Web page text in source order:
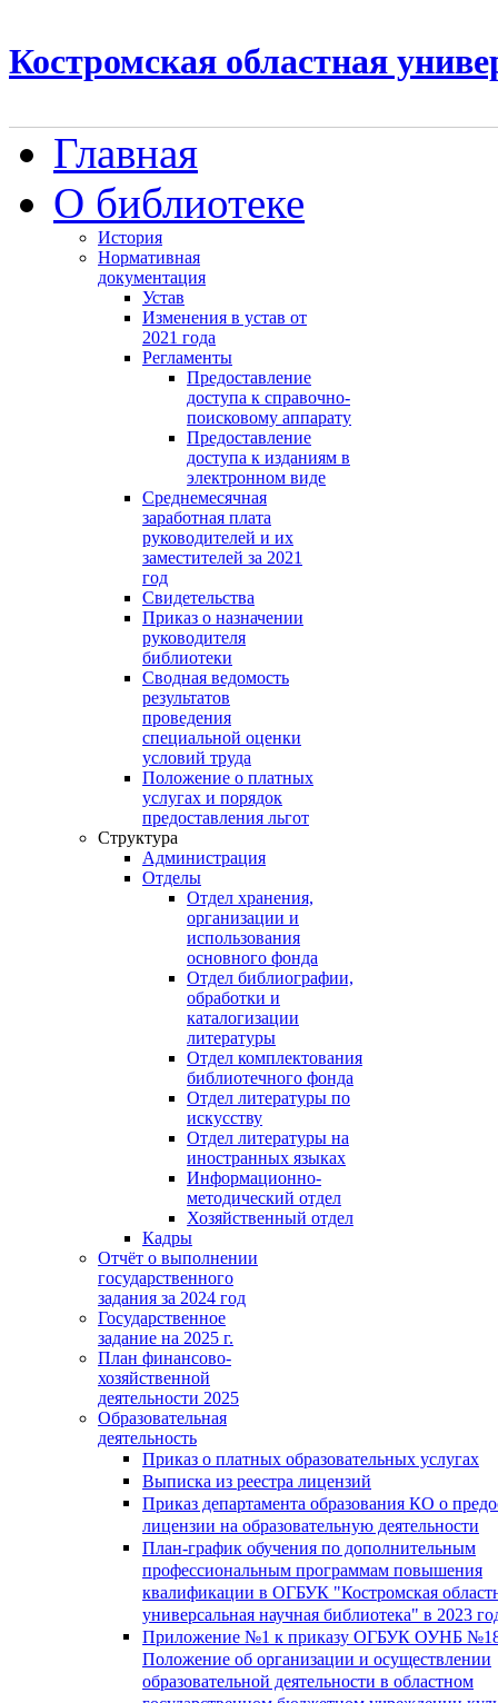
Костромская областная
Главная
О библиотеке
История
Нормативная
документация
Устав
Изменения в устав от
2021 года
Регламенты
Предоставление
доступа к справочно-
поисковому аппарату
Предоставление
доступа к изданиям в
электронном виде
Среднемесячная
заработная плата
руководителей и их
заместителей за 2021
год
Свидетельства
Приказ о назначении
руководителя
библиотеки
Сводная ведомость
результатов
проведения
специальной оценки
условий труда
Положение о платных
услугах и порядок
предоставления льгот
Структура
Администрация
Отделы
Отдел хранения,
организации и
использования
основного фонда
Отдел библиографии,
обработки и
каталогизации
литературы
Отдел комплектования
библиотечного фонда
Отдел литературы по
искусству
Отдел литературы на
иностранных языках
Информационно-
методический отдел
Хозяйственный отдел
Кадры
Отчёт о выполнении
государственного
задания за 2024 год
Государственное
задание на 2025 г.
План финансово-
хозяйственной
деятельности 2025
Образовательная
деятельность
Приказ о платных образовательных услугах
Выписка из реестра лицензий
Приказ департамента образования КО о
лицензии на образовательную деятельности
План-график обучения по дополнительным
профессиональным программам повышения
квалификации в ОГБУК "Костромская
универсальная научная библиотека" в 2023
Приложение №1 к приказу ОГБУК ОУНБ
Положение об организации и осуществлении
образовательной деятельности в областном